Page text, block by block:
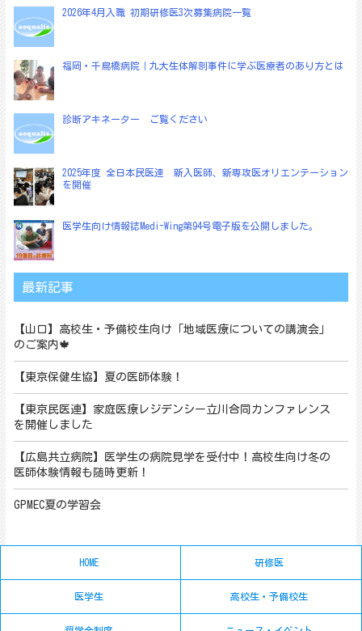
ョ
ン
2026年4月入職 初期研修医3次募集病院一覧
福岡・千鳥橋病院｜九大生体解剖事件に学ぶ医療者のあり方とは
診断アキネーター ご覧ください
2025年度 全日本民医連 新入医師、新専攻医オリエンテーション
を開催
医学生向け情報誌Medi-Wing第94号電子版を公開しました。
最新記事
【山口】高校生・予備校生向け「地域医療についての講演会」
のご案内🍁
【東京保健生協】夏の医師体験！
【東京民医連】家庭医療レジデンシー立川合同カンファレンス
を開催しました
【広島共立病院】医学生の病院見学を受付中！高校生向け冬の
医師体験情報も随時更新！
GPMEC夏の学習会
HOME 研修医
医学生 高校生・予備校生